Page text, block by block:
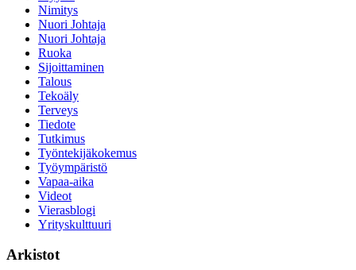
Nimitys
Nuori Johtaja
Nuori Johtaja
Ruoka
Sijoittaminen
Talous
Tekoäly
Terveys
Tiedote
Tutkimus
Työntekijäkokemus
Työympäristö
Vapaa-aika
Videot
Vierasblogi
Yrityskulttuuri
Arkistot